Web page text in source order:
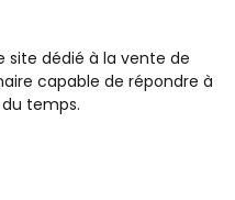
site dédié à la vente de
capable de répondre à
temps.